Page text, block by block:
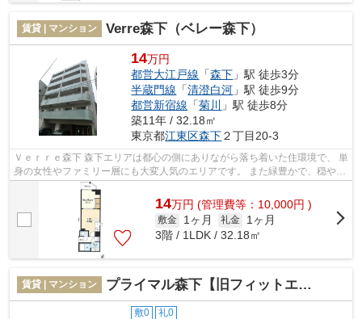
賃貸 | マンション Verre森下（ベレー森下）
14万円
都営大江戸線 「森下 」駅 徒歩3分
半蔵門線 「清澄白河 」駅 徒歩9分
都営新宿線 「菊川
」駅 徒歩8分
築11年 / 32.18㎡
東京都江東区森下２丁目20-3
Ｖｅｒｒｅ森下 森下エリアは都心の側にありながら落ち着いた住環境で、 単
身の女性やファミリー層にも大変人気のエリアです。 また緑豊かで、穏やか
な雰囲気の町並みも人気の理由...
14万円 (管理費等：10,000円 )
敷金 1ヶ月 礼金
1ヶ月
3階 / 1LDK / 32.18㎡
賃貸 | マンション プライマル森下【旧フィットエル森下】
敷0 礼0